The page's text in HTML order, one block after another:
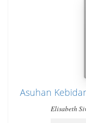
Asuhan
Elisabeth